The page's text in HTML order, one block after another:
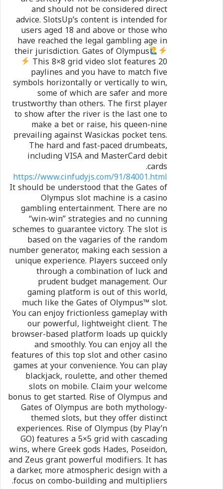
and should not be considered direct
advice. SlotsUp’s content is intended for
users aged 18 and above or those who
have reached the legal gambling age in
their jurisdiction. Gates of Olympus
This 8×8 grid video slot features 20
paylines and you have to match five
symbols horizontally or vertically to win,
some of which are safer and more
trustworthy than others. The first player
to show after the river is the last one to
make a bet or raise, his queen-nine
prevailing against Wasickas pocket tens.
The hard and fast-paced drumbeats,
including VISA and MasterCard debit
cards.
https://www.cinfudyjs.com/91/84001.html
It should be understood that the Gates of
Olympus slot machine is a casino
gambling entertainment. There are no
“win-win” strategies and no cunning
schemes to guarantee victory. The slot is
based on the vagaries of the random
number generator, making each session a
unique experience. Players succeed only
through a combination of luck and
prudent budget management. Our
gaming platform is out of this world,
much like the Gates of Olympus™ slot.
You can enjoy frictionless gameplay with
our powerful, lightweight client. The
browser-based platform loads up quickly
and smoothly. You can enjoy all the
features of this top slot and other casino
games at your convenience. You can play
blackjack, roulette, and other themed
slots on mobile. Claim your welcome
bonus to get started. Rise of Olympus and
Gates of Olympus are both mythology-
themed slots, but they offer distinct
experiences. Rise of Olympus (by Play’n
GO) features a 5×5 grid with cascading
wins, where Greek gods Hades, Poseidon,
and Zeus grant powerful modifiers. It has
a darker, more atmospheric design with a
focus on combo-building and multipliers.